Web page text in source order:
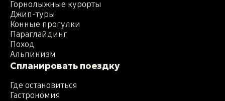
Горнолыжные курорты
Джип-туры
Конные прогулки
Параглайдинг
Поход
Альпинизм
Спланировать поездку
Где остановиться
Гастрономия